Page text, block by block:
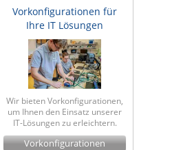
Vorkonfigurationen für
Ihre IT Lösungen
Wir bieten Vorkonfigurationen,
um Ihnen den Einsatz unserer
IT-Lösungen zu erleichtern.
Vorkonfigurationen